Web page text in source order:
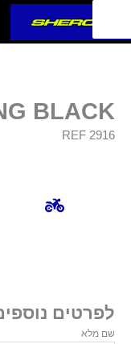
BLACK
REF 2916
לפרטים
שם מלא